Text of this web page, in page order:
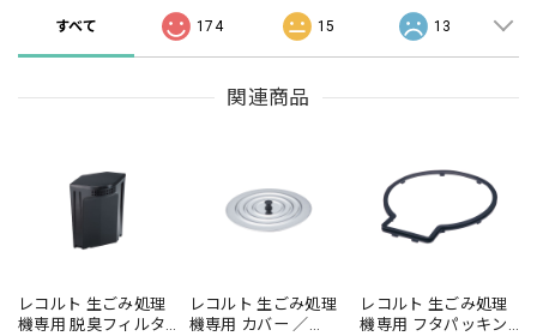
すべて 174 15 13
関連商品
レコルト 生ごみ処理
機専用 脱臭フィルタ
レコルト 生ごみ処理
機専用 カバー ／
レコルト 生ごみ処理
機専用 フタパッキン